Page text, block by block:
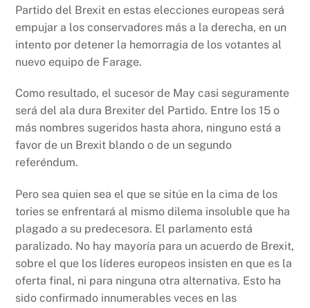
Partido del Brexit en estas elecciones europeas será
empujar a los conservadores más a la derecha, en un
intento por detener la hemorragia de los votantes al
nuevo equipo de Farage.
Como resultado, el sucesor de May casi seguramente
será del ala dura Brexiter del Partido. Entre los 15 o
más nombres sugeridos hasta ahora, ninguno está a
favor de un Brexit blando o de un segundo
referéndum.
Pero sea quien sea el que se sitúe en la cima de los
tories se enfrentará al mismo dilema insoluble que ha
plagado a su predecesora. El parlamento está
paralizado. No hay mayoría para un acuerdo de Brexit,
sobre el que los líderes europeos insisten en que es la
oferta final, ni para ninguna otra alternativa. Esto ha
sido confirmado innumerables veces en las